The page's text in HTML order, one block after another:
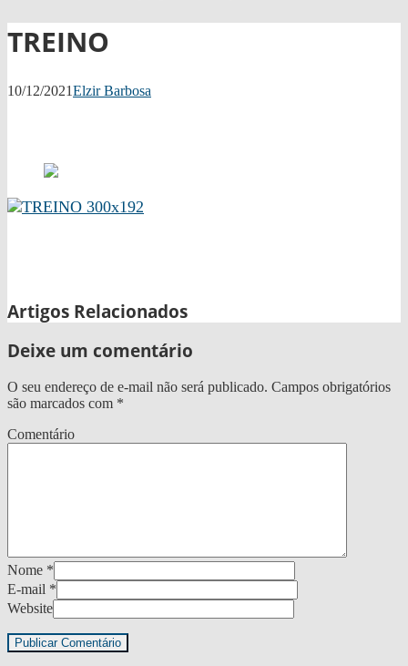
TREINO
10/12/2021Elzir Barbosa
Artigos Relacionados
Deixe um comentário
O seu endereço de e-mail não será publicado. Campos obrigatórios
são marcados com *
Comentário
Nome *
E-mail *
Website